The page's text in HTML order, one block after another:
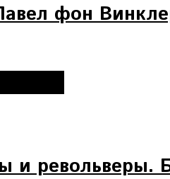
фон
и револьверы.